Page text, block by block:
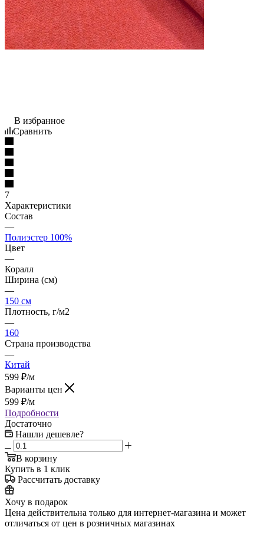
В избранное
Сравнить
7
Характеристики
Состав
—
Полиэстер 100%
Цвет
—
Коралл
Ширина (см)
—
150 см
Плотность, г/м2
—
160
Страна производства
—
Китай
599 ₽/м
Варианты цен
599 ₽/м
Подробности
Достаточно
Нашли дешевле?
В корзину
Купить в 1 клик
Рассчитать доставку
Хочу в подарок
Цена действительна только для интернет-магазина и может
отличаться от цен в розничных магазинах